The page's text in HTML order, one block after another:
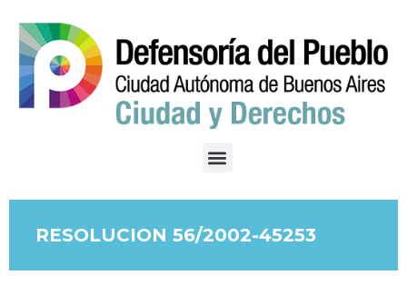
RESOLUCION 56/2002-45253